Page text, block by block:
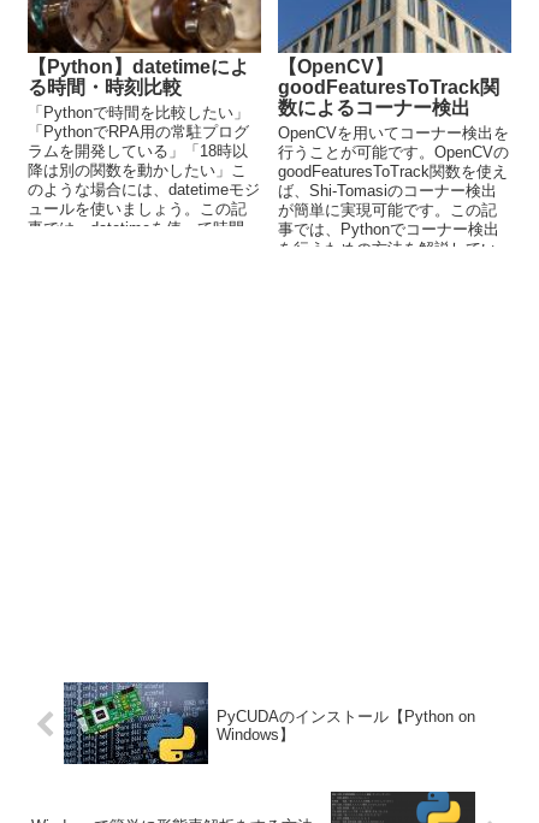
【Python】datetimeによ
る時間・時刻比較
「Pythonで時間を比較したい」
「PythonでRPA用の常駐プログ
ラムを開発している」「18時以
降は別の関数を動かしたい」こ
のような場合には、datetimeモジ
ュールを使いましょう。この記
事では、datetimeを使って時間・
【OpenCV】
goodFeaturesToTrack関
数によるコーナー検出
OpenCVを用いてコーナー検出を
行うことが可能です。OpenCVの
goodFeaturesToTrack関数を使え
ば、Shi-Tomasiのコーナー検出
が簡単に実現可能です。この記
事では、Pythonでコーナー検出
を行うための方法を解説してい
PyCUDAのインストール【Python on
Windows】